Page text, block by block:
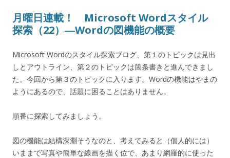
月曜日連載！ Microsoft Wordスタイル
探索（22）―Wordの図機能の概要
Microsoft Wordのスタイル探索ブログ、第１のトピックは見出
しとアウトライン、第２のトピックは箇条書きと進んできまし
た。今回から第３のトピックに入ります。Wordの機能はやまの
ようにあるので、話題に困ることはありません。
順番に探索してみましょう。
図の機能は結構深淵そうなのと、考えてみると（個人的には）
いままで写真や簡単な線画を描く位で、あまり網羅的に使った